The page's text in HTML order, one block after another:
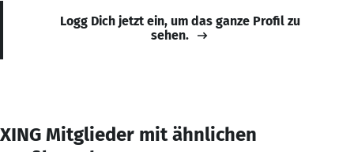
Logg Dich jetzt ein, um das ganze Profil zu
sehen.
XING Mitglieder mit ähnlichen